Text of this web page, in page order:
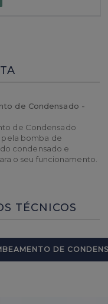
de Condensado -
de Condensado
pela bomba de
condensado e
o seu funcionamento.
TÉCNICOS
DE